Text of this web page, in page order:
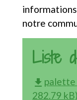
notre
Liste
file_download palette
282.79 kB)